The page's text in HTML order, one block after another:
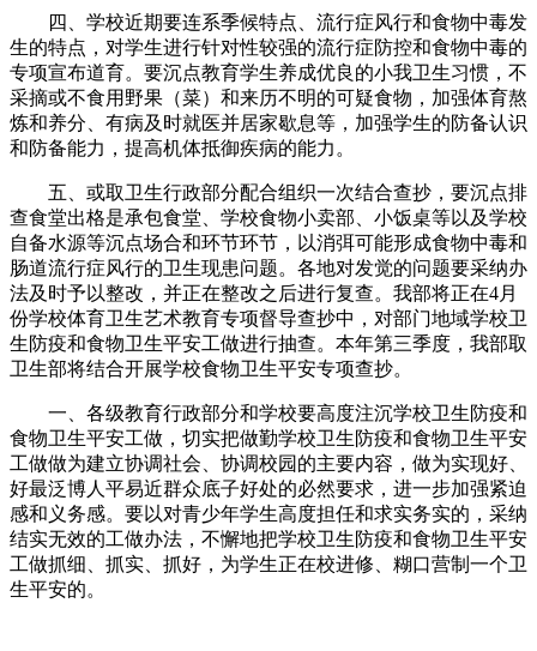
四、学校近期要连系季候特点、流行症风行和食物中毒发
生的特点，对学生进行针对性较强的流行症防控和食物中毒的
专项宣布道育。要沉点教育学生养成优良的小我卫生习惯，不
采摘或不食用野果（菜）和来历不明的可疑食物，加强体育熬
炼和养分、有病及时就医并居家歇息等，加强学生的防备认识
和防备能力，提高机体抵御疾病的能力。
五、或取卫生行政部分配合组织一次结合查抄，要沉点排
查食堂出格是承包食堂、学校食物小卖部、小饭桌等以及学校
自备水源等沉点场合和环节环节，以消弭可能形成食物中毒和
肠道流行症风行的卫生现患问题。各地对发觉的问题要采纳办
法及时予以整改，并正在整改之后进行复查。我部将正在4月
份学校体育卫生艺术教育专项督导查抄中，对部门地域学校卫
生防疫和食物卫生平安工做进行抽查。本年第三季度，我部取
卫生部将结合开展学校食物卫生平安专项查抄。
一、各级教育行政部分和学校要高度注沉学校卫生防疫和
食物卫生平安工做，切实把做勤学校卫生防疫和食物卫生平安
工做做为建立协调社会、协调校园的主要内容，做为实现好、
好最泛博人平易近群众底子好处的必然要求，进一步加强紧迫
感和义务感。要以对青少年学生高度担任和求实务实的，采纳
结实无效的工做办法，不懈地把学校卫生防疫和食物卫生平安
工做抓细、抓实、抓好，为学生正在校进修、糊口营制一个卫
生平安的。